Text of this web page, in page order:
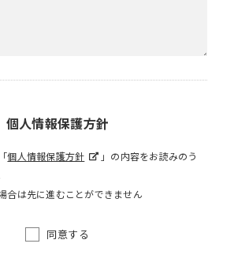
個人情報保護方針
個人情報保護方針
」の内容をお読みのう
合は先に進むことができません
同意する